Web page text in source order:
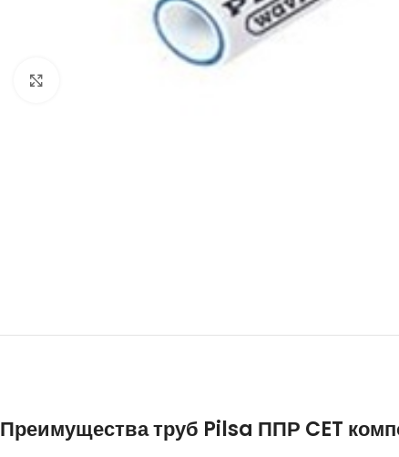
Преимущества труб Pilsa ППР CET